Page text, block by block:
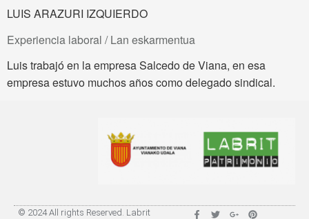
LUIS ARAZURI IZQUIERDO
Experiencia laboral / Lan eskarmentua
Luis trabajó en la empresa Salcedo de Viana, en esa
empresa estuvo muchos años como delegado sindical.
© 2024 All rights Reserved. Labrit